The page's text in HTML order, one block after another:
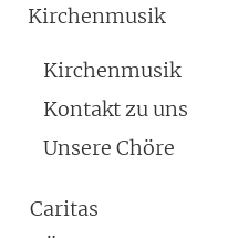
Kirchenmusik
Kirchenmusik
Kontakt zu uns
Unsere Chöre
Caritas